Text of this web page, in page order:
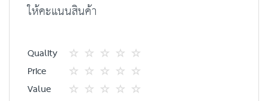
ให้คะแนนสินค้า
Quality
1
star
2
ดาว
3
ดาว
4
ดาว
5
ดาว
Price
1
2
3
4
5
Value